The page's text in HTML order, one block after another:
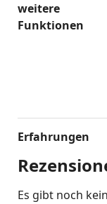
weitere
Funktionen
Erfahrungen
Es gibt noch